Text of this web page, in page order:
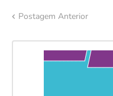
Postagem Anterior